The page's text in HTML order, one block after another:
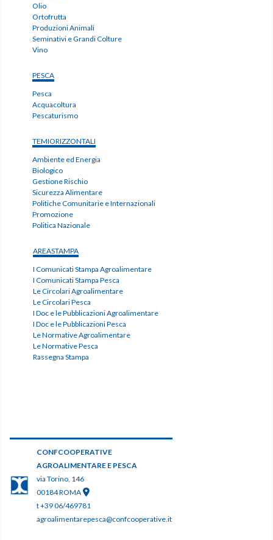
CONFCOOPERATIVE
AGROALIMENTARE E PESCA
via Torino, 146
00184 ROMA
t +39 06/469781
agroalimentarepesca@confcooperative.it
Olio
Ortofrutta
Produzioni Animali
Seminativi e Grandi Colture
Vino
PESCA
Pesca
Acquacoltura
Pescaturismo
TEMIORIZZONTALI
Ambiente ed Energia
Biologico
Gestione Rischio
Sicurezza Alimentare
Politiche Comunitarie e Internazionali
Promozione
Politica Nazionale
AREASTAMPA
I Comunicati Stampa Agroalimentare
I Comunicati Stampa Pesca
Le Circolari Agroalimentare
Le Circolari Pesca
I Doc e le Pubblicazioni Agroalimentare
I Doc e le Pubblicazioni Pesca
Le Normative Agroalimentare
Le Normative Pesca
Rassegna Stampa